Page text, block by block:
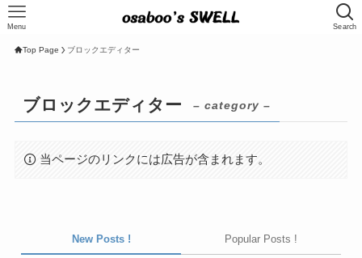
Search
Menu
Top Page ブロックエディター
ブロックエディター – category –
当ページのリンクには広告が含まれます。
New Posts ! Popular Posts !